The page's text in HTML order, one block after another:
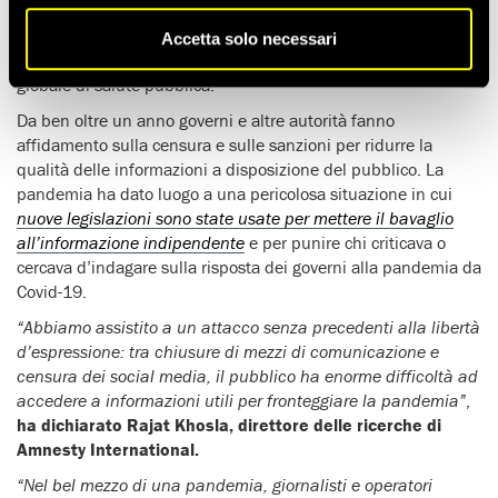
Accetta solo necessari
d’espressione e i flussi di disinformazionehanno avuto
conseguenze sulla capacità di avere accesso a informazioni
globale di salute pubblica.
Da ben oltre un anno governi e altre autorità fanno
affidamento sulla censura e sulle sanzioni per ridurre la
qualità delle informazioni a disposizione del pubblico. La
pandemia ha dato luogo a una pericolosa situazione in cui
nuove legislazioni sono state usate per mettere il bavaglio
all’informazione indipendente e per punire chi criticava o
cercava d’indagare sulla risposta dei governi alla pandemia da
Covid-19.
“Abbiamo assistito a un attacco senza precedenti alla libertà
d’espressione: tra chiusure di mezzi di comunicazione e
censura dei social media, il pubblico ha enorme difficoltà ad
accedere a informazioni utili per fronteggiare la pandemia”,
ha dichiarato Rajat Khosla, direttore delle ricerche di
Amnesty International.
“Nel bel mezzo di una pandemia, giornalisti e operatori